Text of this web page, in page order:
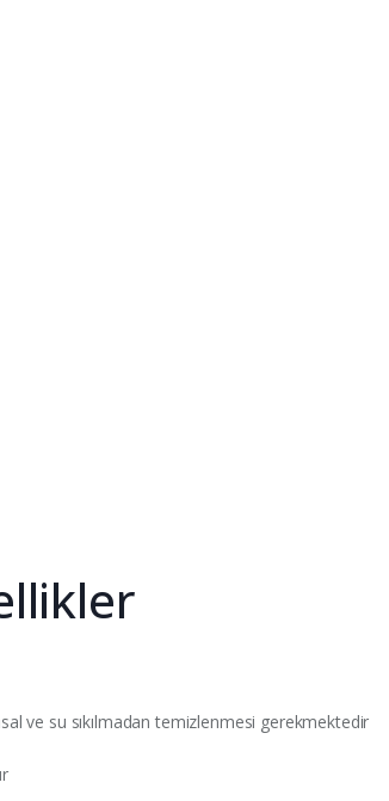
ve su sıkılmadan temizlenmesi gerekmektedir